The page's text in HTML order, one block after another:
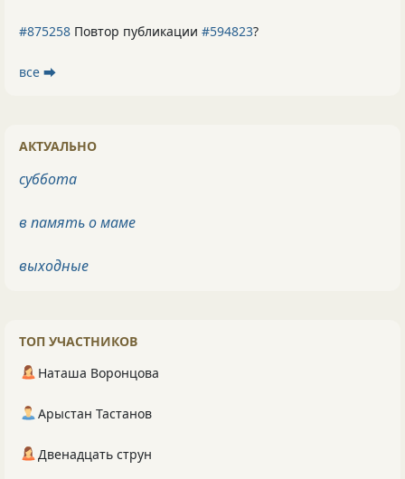
#875258 Повтор публикации #594823?
все ⮕
АКТУАЛЬНО
суббота
в память о маме
выходные
ТОП УЧАСТНИКОВ
Наташа Воронцова
Арыстан Тастанов
Двенадцать струн